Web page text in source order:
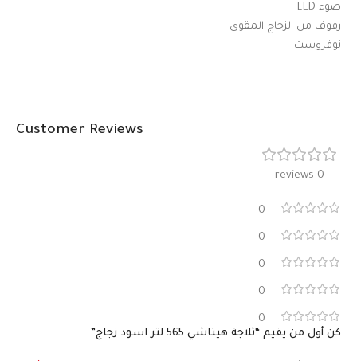
ضوء LED
رفوف من الزجاج المقوى
نوفروست
Customer Reviews
0 reviews
0
0
0
0
0
كن أول من يقيم “ثلاجة هيتاشي 565 لتر اسود زجاج”